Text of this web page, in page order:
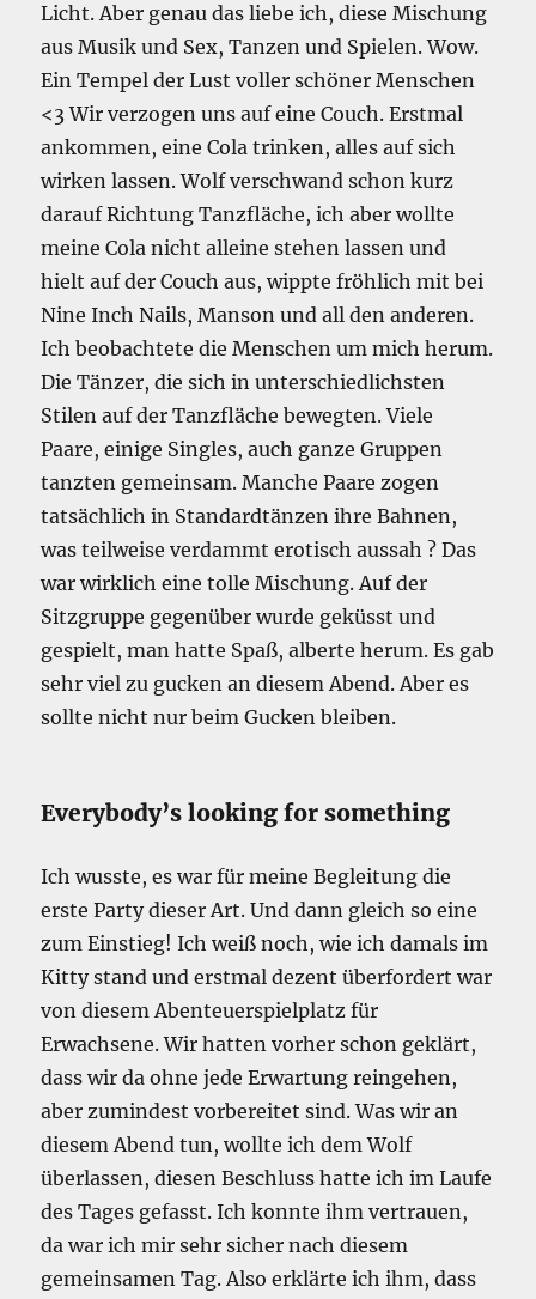
Licht. Aber genau das liebe ich, diese Mischung
aus Musik und Sex, Tanzen und Spielen. Wow.
Ein Tempel der Lust voller schöner Menschen
<3 Wir verzogen uns auf eine Couch. Erstmal
ankommen, eine Cola trinken, alles auf sich
wirken lassen. Wolf verschwand schon kurz
darauf Richtung Tanzfläche, ich aber wollte
meine Cola nicht alleine stehen lassen und
hielt auf der Couch aus, wippte fröhlich mit bei
Nine Inch Nails, Manson und all den anderen.
Ich beobachtete die Menschen um mich herum.
Die Tänzer, die sich in unterschiedlichsten
Stilen auf der Tanzfläche bewegten. Viele
Paare, einige Singles, auch ganze Gruppen
tanzten gemeinsam. Manche Paare zogen
tatsächlich in Standardtänzen ihre Bahnen,
was teilweise verdammt erotisch aussah ? Das
war wirklich eine tolle Mischung. Auf der
Sitzgruppe gegenüber wurde geküsst und
gespielt, man hatte Spaß, alberte herum. Es gab
sehr viel zu gucken an diesem Abend. Aber es
sollte nicht nur beim Gucken bleiben.
Everybody’s looking for something
Ich wusste, es war für meine Begleitung die
erste Party dieser Art. Und dann gleich so eine
zum Einstieg! Ich weiß noch, wie ich damals im
Kitty stand und erstmal dezent überfordert war
von diesem Abenteuerspielplatz für
Erwachsene. Wir hatten vorher schon geklärt,
dass wir da ohne jede Erwartung reingehen,
aber zumindest vorbereitet sind. Was wir an
diesem Abend tun, wollte ich dem Wolf
überlassen, diesen Beschluss hatte ich im Laufe
des Tages gefasst. Ich konnte ihm vertrauen,
da war ich mir sehr sicher nach diesem
gemeinsamen Tag. Also erklärte ich ihm, dass